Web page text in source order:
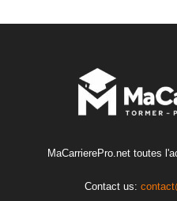
MaCarrierePro.net toutes
Contact us: